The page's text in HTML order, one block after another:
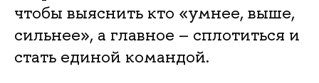
чтобы выяснить кто «умнее, выше,
сильнее», а главное – сплотиться и
стать единой командой.